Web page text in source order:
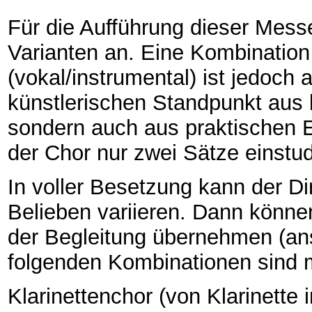
Für die Aufführung dieser
Varianten an. Eine
(vokal/instrumental) ist jedoch
künstlerischen Standpunkt
sondern auch aus praktischen
der Chor nur zwei Sätze
In voller Besetzung kann der
Belieben variieren. Dann
der Begleitung übernehmen
folgenden Kombinationen sind
Klarinettenchor (von Klarinette